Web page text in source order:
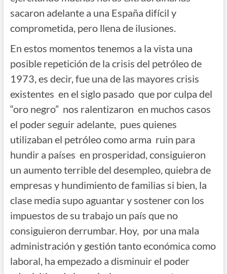
sacaron adelante a una España difícil y
comprometida, pero llena de ilusiones.
En estos momentos tenemos a la vista una
posible repetición de la crisis del petróleo de
1973, es decir, fue una de las mayores crisis
existentes en el siglo pasado que por culpa del
“oro negro” nos ralentizaron en muchos casos
el poder seguir adelante, pues quienes
utilizaban el petróleo como arma ruin para
hundir a países en prosperidad, consiguieron
un aumento terrible del desempleo, quiebra de
empresas y hundimiento de familias si bien, la
clase media supo aguantar y sostener con los
impuestos de su trabajo un país que no
consiguieron derrumbar. Hoy, por una mala
administración y gestión tanto económica como
laboral, ha empezado a disminuir el poder